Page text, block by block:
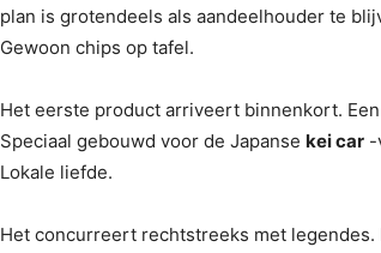
plan is grotendeels als aandeelhouder te
Gewoon chips op tafel.
Het eerste product arriveert binnenkort.
Speciaal gebouwd voor de Japanse kei car -
Lokale liefde.
Het concurreert rechtstreeks met legendes.